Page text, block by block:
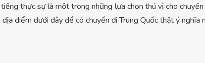
thực sự là một trong những lựa chọn thú vị cho
điểm dưới đây để có chuyến đi Trung Quốc thật ý nghĩa